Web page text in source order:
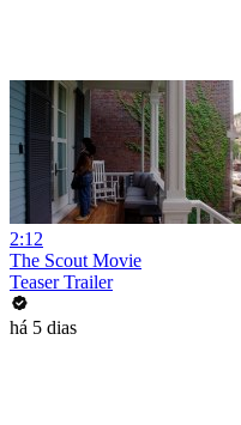
2:12
The Scout Movie
Teaser Trailer
há 5 dias